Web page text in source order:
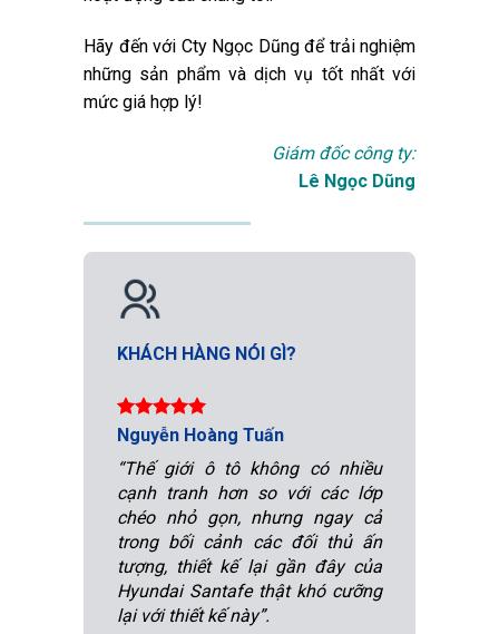
Hãy đến với Cty Ngọc Dũng để trải nghiệm
những sản phẩm và dịch vụ tốt nhất với
mức giá hợp lý!
Giám đốc công ty:
Lê Ngọc Dũng
KHÁCH HÀNG NÓI GÌ?
Nguyễn Hoàng Tuấn
“Thế giới ô tô không có nhiều
cạnh tranh hơn so với các lớp
chéo nhỏ gọn, nhưng ngay cả
trong bối cảnh các đối thủ ấn
tượng, thiết kế lại gần đây của
Hyundai Santafe thật khó cưỡng
lại với thiết kế này”.